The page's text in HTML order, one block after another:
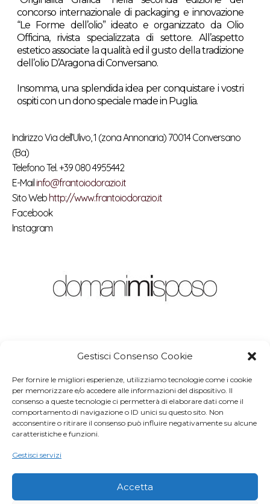
Gestisci Consenso Cookie
Per fornire le migliori esperienze, utilizziamo tecnologie come i cookie
per memorizzare e/o accedere alle informazioni del dispositivo. Il
consenso a queste tecnologie ci permetterà di elaborare dati come il
comportamento di navigazione o ID unici su questo sito. Non
acconsentire o ritirare il consenso può influire negativamente su alcune
caratteristiche e funzioni.
Gestisci servizi
Accetta
concorso internazionale di packaging e innovazione
“Le Forme dell’olio” ideato e organizzato da Olio
Officina, rivista specializzata di settore. All’aspetto
estetico associate la qualità ed il gusto della tradizione
dell’olio D’Aragona di Conversano.
Insomma, una splendida idea per conquistare i vostri
ospiti con un dono speciale made in Puglia.
Indirizzo Via dell’Ulivo, 1 (zona Annonaria) 70014 Conversano
(Ba)
Telefono Tel. +39 080 4955442
E-Mail info@frantoiodorazio.it
Sito Web http://www.frantoiodorazio.it
Facebook
Instagram
ABOUT US
Domani mi sposo magazine Testata registrata presso il
Tribunale di Trani n. 17/12. Iscrizione al Registro degli
Operatori di Comunicazione n 34608 del 13 luglio 2020.
Direttore responsabile: Vitantonio Marzano. Editore:
Marzapane snc via Ettore Fieramosca, 46, 76121 Barletta
Contact us:marzapane@domanimisposo.net